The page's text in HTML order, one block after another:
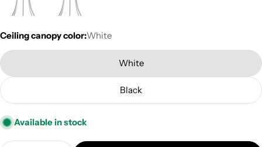
Ceiling canopy color:White
White
Black
Available in stock